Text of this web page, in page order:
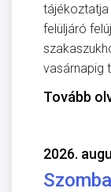
tájékoztatja
felüljáró
vasárnapig
Tovább
2026.